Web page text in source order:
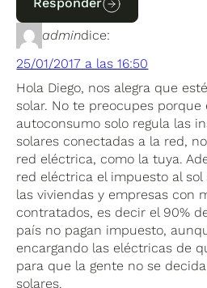
admindice:
25/01/2017 a las 16:50
Hola Diego, nos alegra que
solar. No te preocupes porque
autoconsumo solo regula las
solares conectadas a la red,
red eléctrica, como la tuya.
red eléctrica el impuesto al sol
las viviendas y empresas con
contratados, es decir el 90%
país no pagan impuesto,
encargando las eléctricas de
para que la gente no se
solares.